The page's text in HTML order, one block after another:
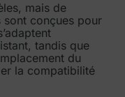
mais de
sont conçues pour
tandis que
du
la compatibilité